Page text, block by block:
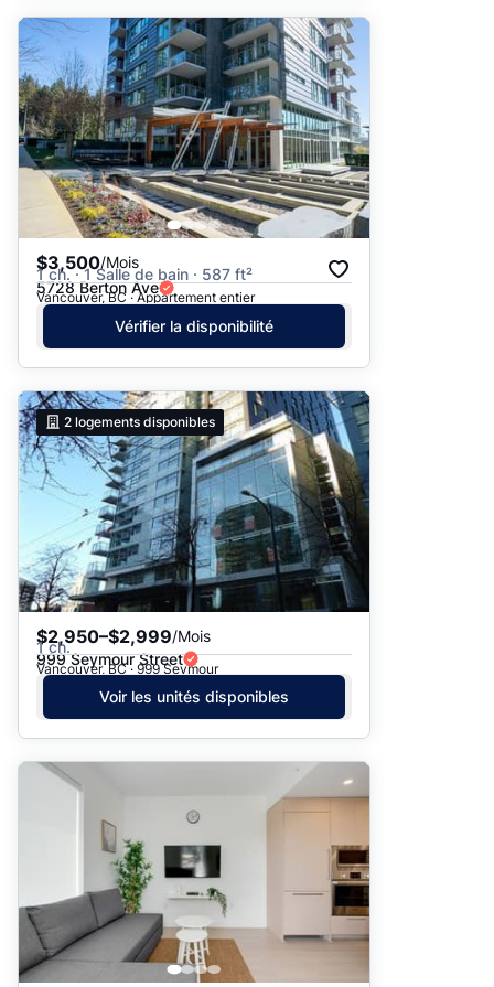
$3,500/Mois
1 ch. · 1 Salle de bain · 587 ft²
5728 Berton Ave
Vancouver, BC · Appartement entier
Vérifier la disponibilité
2 logements disponibles
$2,950–$2,999/Mois
1 ch.
999 Seymour Street
Vancouver, BC · 999 Seymour
Voir les unités disponibles